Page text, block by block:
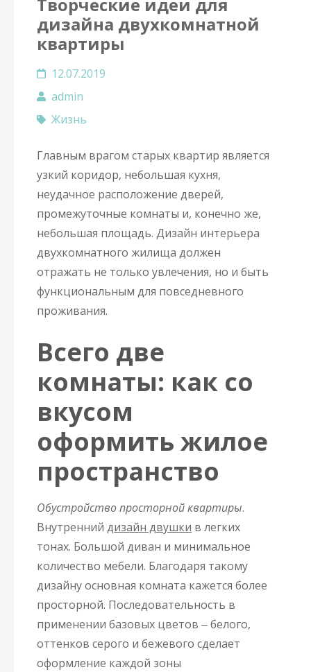
Творческие идеи для
дизайна двухкомнатной
квартиры
12.07.2019
admin
Жизнь
Главным врагом старых квартир является
узкий коридор, небольшая кухня,
неудачное расположение дверей,
промежуточные комнаты и, конечно же,
небольшая площадь. Дизайн интерьера
двухкомнатного жилища должен
отражать не только увлечения, но и быть
функциональным для повседневного
проживания.
Всего две
комнаты: как со
вкусом
оформить жилое
пространство
Обустройство просторной квартиры.
Внутренний дизайн двушки в легких
тонах. Большой диван и минимальное
количество мебели. Благодаря такому
дизайну основная комната кажется более
просторной. Последовательность в
применении базовых цветов ‒ белого,
оттенков серого и бежевого сделает
оформление каждой зоны